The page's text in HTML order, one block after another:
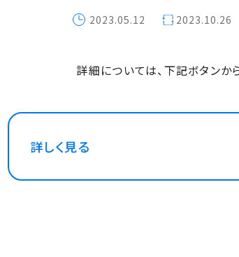
2023.05.12 2023.10.26
詳細については、下記ボタンか
詳しく見る